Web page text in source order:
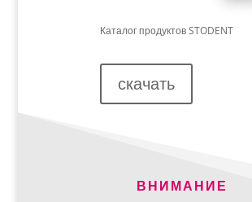
Каталог продуктовSTODENT
скачать
ВНИМАНИЕ